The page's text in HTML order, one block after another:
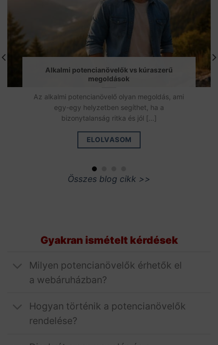
Alkalmi potencianövelők vs kúraszerű
megoldások
Az alkalmi potencianövelő olyan megoldás, ami
egy-egy helyzetben segíthet, ha a
bizonytalanság ritka és jól [...]
ELOLVASOM
Összes blog cikk >>
Gyakran ismételt kérdések
Milyen potencianövelők érhetők el
a webáruházban?
Hogyan történik a potencianövelők
rendelése?